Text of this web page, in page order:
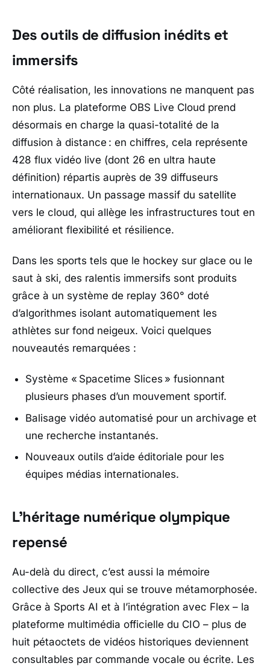
Des outils de diffusion inédits et
immersifs
Côté réalisation, les innovations ne manquent pas
non plus. La plateforme OBS Live Cloud prend
désormais en charge la quasi-totalité de la
diffusion à distance : en chiffres, cela représente
428 flux vidéo live (dont 26 en ultra haute
définition) répartis auprès de 39 diffuseurs
internationaux. Un passage massif du satellite
vers le cloud, qui allège les infrastructures tout en
améliorant flexibilité et résilience.
Dans les sports tels que le hockey sur glace ou le
saut à ski, des ralentis immersifs sont produits
grâce à un système de replay 360° doté
d’algorithmes isolant automatiquement les
athlètes sur fond neigeux. Voici quelques
nouveautés remarquées :
Système « Spacetime Slices » fusionnant
plusieurs phases d’un mouvement sportif.
Balisage vidéo automatisé pour un archivage et
une recherche instantanés.
Nouveaux outils d’aide éditoriale pour les
équipes médias internationales.
L’héritage numérique olympique
repensé
Au-delà du direct, c’est aussi la mémoire
collective des Jeux qui se trouve métamorphosée.
Grâce à Sports AI et à l’intégration avec Flex – la
plateforme multimédia officielle du CIO – plus de
huit pétaoctets de vidéos historiques deviennent
consultables par commande vocale ou écrite. Les